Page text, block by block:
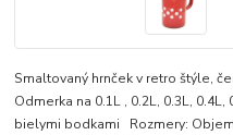
Smaltovaný hrnček v retro štýle,
Odmerka na 0.1L , 0.2L, 0.3L,
bielymi bodkami Rozmery: